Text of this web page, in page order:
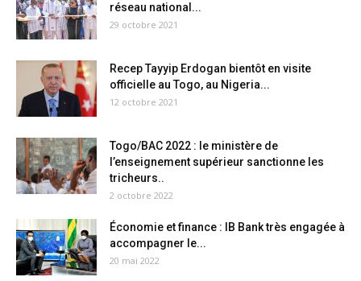
réseau national...
29 octobre 2021
Recep Tayyip Erdogan bientôt en visite
officielle au Togo, au Nigeria...
12 octobre 2021
Togo/BAC 2022 : le ministère de
l’enseignement supérieur sanctionne les
tricheurs..
2 octobre 2022
Économie et finance : IB Bank très engagée à
accompagner le...
20 mai 2022